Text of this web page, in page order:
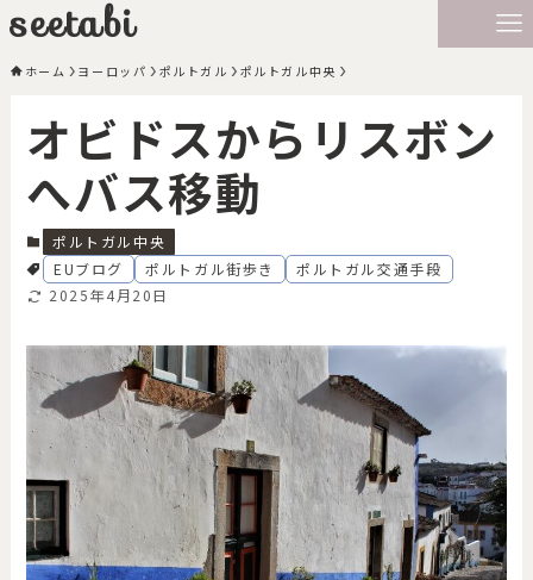
seetabi
ホーム ヨーロッパ ポルトガル ポルトガル中央
オビドスからリスボン
へバス移動
ポルトガル中央
EUブログ
ポルトガル街歩き
ポルトガル交通手段
2025年4月20日